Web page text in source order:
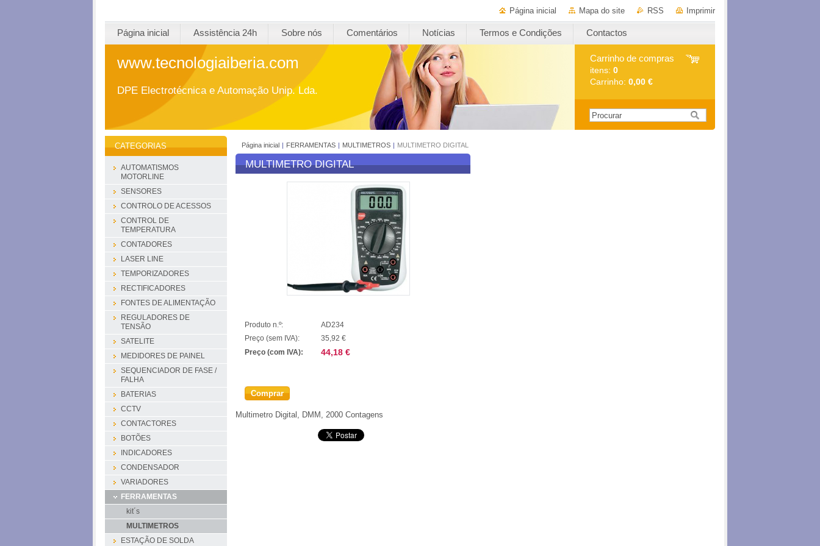
Página inicial Mapa do site RSS Imprimir
Página inicial Assistência 24h Sobre nós Comentários Notícias Termos e Condições Contactos
www.tecnologiaiberia.com
DPE Electrotécnica e Automação Unip. Lda.
Carrinho de compras
itens: 0
Carrinho: 0,00 €
Página inicial | FERRAMENTAS | MULTIMETROS | MULTIMETRO DIGITAL
MULTIMETRO DIGITAL
Produto n.º:
AD234
Preço (sem IVA):
35,92 €
Preço (com IVA):
44,18 €
Comprar
Multimetro Digital, DMM, 2000 Contagens
CATEGORIAS
AUTOMATISMOS
MOTORLINE
SENSORES
CONTROLO DE ACESSOS
CONTROL DE
TEMPERATURA
CONTADORES
LASER LINE
TEMPORIZADORES
RECTIFICADORES
FONTES DE ALIMENTAÇÃO
REGULADORES DE
TENSÃO
SATELITE
MEDIDORES DE PAINEL
SEQUENCIADOR DE FASE /
FALHA
BATERIAS
CCTV
CONTACTORES
BOTÕES
INDICADORES
CONDENSADOR
VARIADORES
FERRAMENTAS
kit´s
MULTIMETROS
ESTAÇÃO DE SOLDA